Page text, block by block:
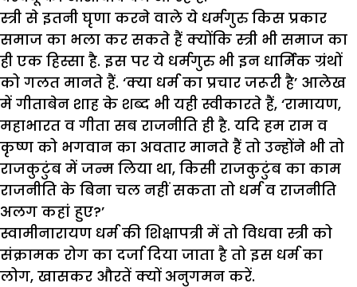
स्त्री से इतनी घृणा करने वाले ये धर्मगुरु किस प्रकार
समाज का भला कर सकते हैं क्योंकि स्त्री भी समाज का
ही एक हिस्सा है. इस पर ये धर्मगुरु भी इन धार्मिक ग्रंथों
को गलत मानते हैं. ‘क्या धर्म का प्रचार जरूरी है’ आलेख
में गीताबेन शाह के शब्द भी यही स्वीकारते हैं, ‘रामायण,
महाभारत व गीता सब राजनीति ही है. यदि हम राम व
कृष्ण को भगवान का अवतार मानते हैं तो उन्होंने भी तो
राजकुटुंब में जन्म लिया था, किसी राजकुटुंब का काम
राजनीति के बिना चल नहीं सकता तो धर्म व राजनीति
अलग कहां हुए?’
स्वामीनारायण धर्म की शिक्षापत्री में तो विधवा स्त्री को
संक्रामक रोग का दर्जा दिया जाता है तो इस धर्म का
लोग, खासकर औरतें क्यों अनुगमन करें.